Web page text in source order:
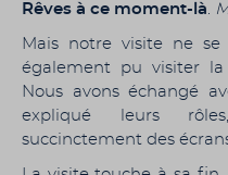
Rêves à ce moment-là.
Mais notre visite ne
également pu visiter
Nous avons échangé
expliqué leurs
succinctement des